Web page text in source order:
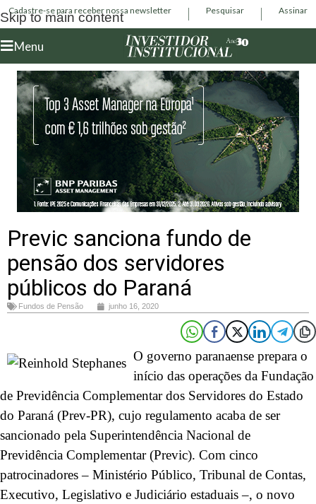
Skip to main content
Cadastre-se para receber nossa newsletter Pesquisar Assinar
Menu
Previc sanciona fundo de
pensão dos servidores
públicos do Paraná
Fundos de Pensão junho 16, 2020
O governo paranaense prepara o
início das operações da Fundação
de Previdência Complementar dos Servidores do Estado
do Paraná (Prev-PR), cujo regulamento acaba de ser
sancionado pela Superintendência Nacional de
Previdência Complementar (Previc). Com cinco
patrocinadores – Ministério Público, Tribunal de Contas,
Executivo, Legislativo e Judiciário estaduais –, o novo